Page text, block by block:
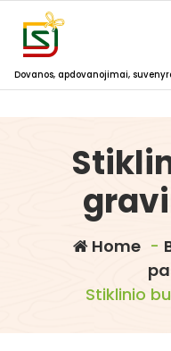
content
Dovanos, apdovanojimai,
Home -
Stiklinio